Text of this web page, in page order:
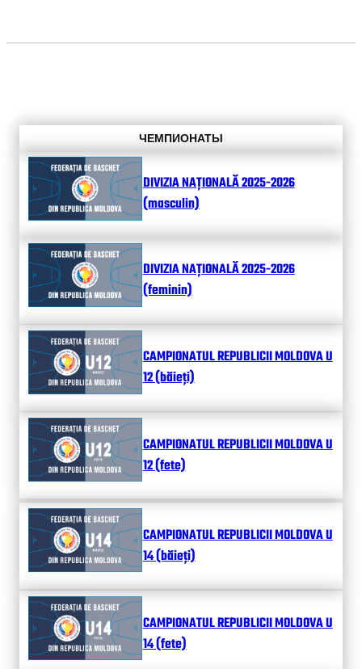
ЧЕМПИОНАТЫ
DIVIZIA NAȚIONALĂ 2025-2026
(masculin)
DIVIZIA NAȚIONALĂ 2025-2026
(feminin)
CAMPIONATUL REPUBLICII MOLDOVA U
12 (băieți)
CAMPIONATUL REPUBLICII MOLDOVA U
12 (fete)
CAMPIONATUL REPUBLICII MOLDOVA U
14 (băieți)
CAMPIONATUL REPUBLICII MOLDOVA U
14 (fete)